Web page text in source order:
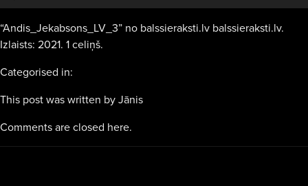
“Andis_Jekabsons_LV_3” no balssieraksti.lv balssieraksti.lv.
Izlaists: 2021. 1 celiņš.
Categorised in:
This post was written by Jānis
Comments are closed here.